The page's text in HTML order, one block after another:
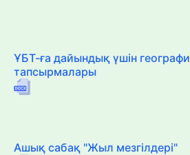
ҰБТ-ға дайындық үшін
тапсырмалары
Ашық сабақ "Жыл мезгілдері"